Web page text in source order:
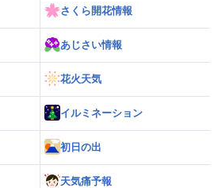
さくら開花情報
あじさい情報
花火天気
イルミネーション
初日の出
天気痛予報